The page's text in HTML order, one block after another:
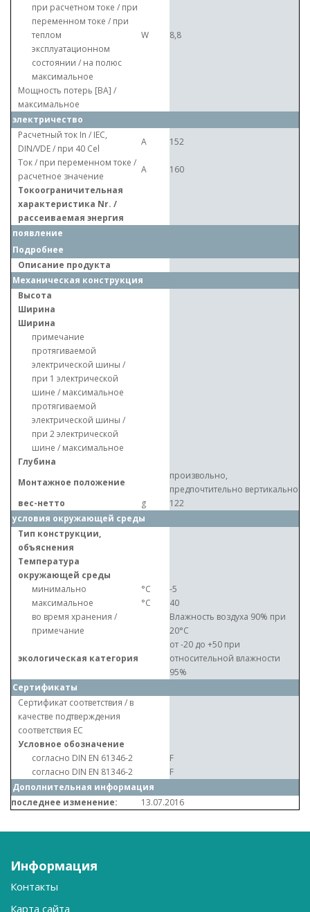
при расчетном токе / при
переменном токе / при
теплом
эксплуатационном
состоянии / на полюс
W 8,8
максимальное
Мощность потерь [ВА] /
максимальное
электричество
Расчетный ток In / IEC,
DIN/VDE / при 40 Cel
A
152
Ток / при переменном токе /
расчетное значение
A
160
Токоограничительная
характеристика Nr. /
рассеиваемая энергия
появление
Подробнее
Описание продукта
Механическая конструкция
Высота
Ширина
Ширина
примечание
протягиваемой
электрической шины /
при 1 электрической
шине / максимальное
протягиваемой
электрической шины /
при 2 электрической
шине / максимальное
Глубина
Монтажное положение
произвольно,
предпочтительно вертикально
вес-нетто
g
122
условия окружающей среды
Тип конструкции,
объяснения
Температура
окружающей среды
минимально
°C
-5
максимальное
°C
40
во время хранения /
примечание
Влажность воздуха 90% при
20°C
экологическая категория
от -20 до +50 при
относительной влажности
95%
Сертификаты
Сертификат соответствия / в
качестве подтверждения
соответствия ЕС
Условное обозначение
согласно DIN EN 61346-2
F
согласно DIN EN 81346-2
F
Дополнительная информация
последнее изменение:
13.07.2016
Информация
Контакты
Карта сайта